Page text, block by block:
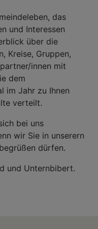
das
und Interessen
über die
Kreise, Gruppen,
innen mit
dem
im Jahr zu Ihnen
verteilt.
bei uns
wir Sie in unserern
dürfen.
und Unternbibert.